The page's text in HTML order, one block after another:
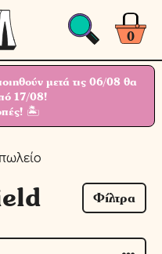
0
μετά τις 06/08 θα
17/08!
🏝
Φίλτρα